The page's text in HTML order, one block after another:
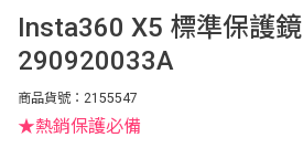
Insta360 X5 標準保護鏡
290920033A
商品貨號：2155547
★熱銷保護必備